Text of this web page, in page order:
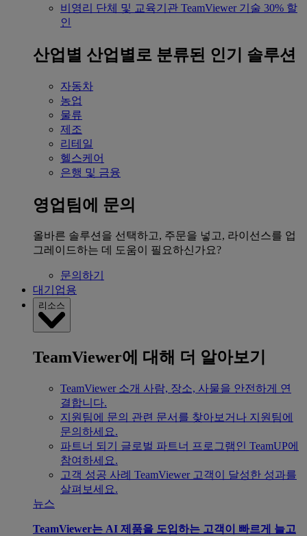
비영리 단체 및 교육기관 TeamViewer 기술 30% 할
인
산업별 산업별로 분류된 인기 솔루션
자동차
농업
물류
제조
리테일
헬스케어
은행 및 금융
영업팀에 문의
올바른 솔루션을 선택하고, 주문을 넣고, 라이선스를 업
그레이드하는 데 도움이 필요하신가요?
문의하기
대기업용
리소스
TeamViewer에 대해 더 알아보기
TeamViewer 소개 사람, 장소, 사물을 안전하게 연
결합니다.
지원팀에 문의 관련 문서를 찾아보거나 지원팀에
문의하세요.
파트너 되기
글로벌 파트너 프로그램인 TeamUP에
참여하세요.
고객 성공 사례 TeamViewer 고객이 달성한 성과를
살펴보세요.
뉴스
TeamViewer는 AI 제품을 도입하는 고객이 빠르게 늘고